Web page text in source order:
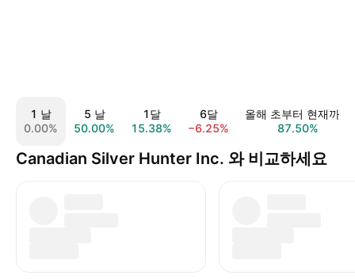
1 날
0.00%
5 날
50.00%
1달
15.38%
6달
−6.25%
올해 초부터 현재까지
87.50%
Canadian Silver Hunter Inc. 와 비교하세요